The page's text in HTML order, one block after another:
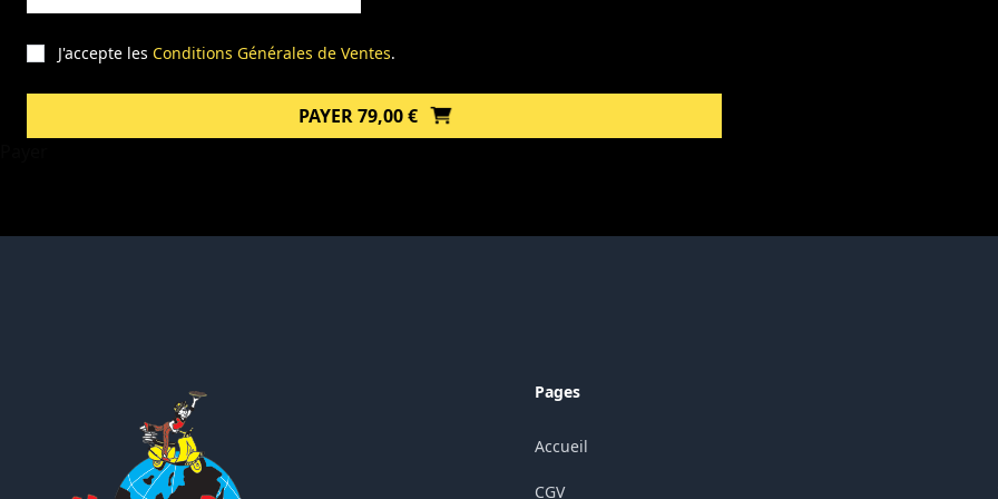
J'accepte les Conditions Générales de Ventes.
PAYER 79,00 €
Pages
Accueil
CGV